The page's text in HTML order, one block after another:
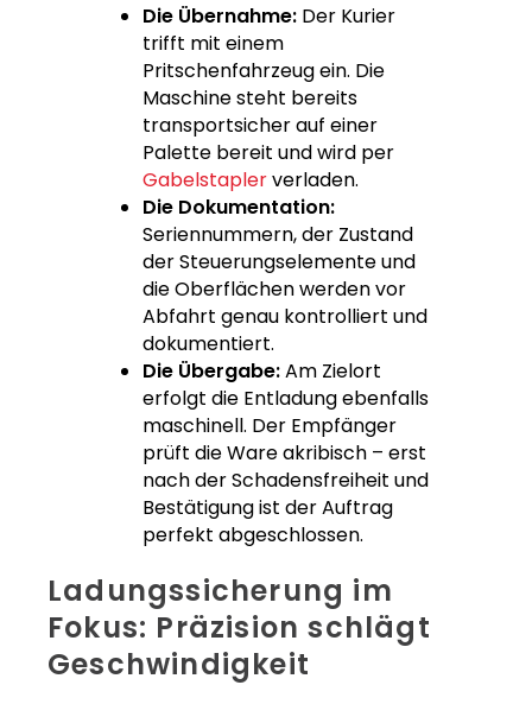
Die Übernahme: Der Kurier
trifft mit einem
Pritschenfahrzeug ein. Die
Maschine steht bereits
transportsicher auf einer
Palette bereit und wird per
Gabelstaplerverladen.
Die Dokumentation:
Seriennummern, der Zustand
der Steuerungselemente und
die Oberflächen werden vor
Abfahrt genau kontrolliert und
dokumentiert.
Die Übergabe:Am Zielort
erfolgt die Entladung ebenfalls
maschinell. Der Empfänger
prüft die Ware akribisch – erst
nach der Schadensfreiheit und
Bestätigung ist der Auftrag
perfekt abgeschlossen.
Ladungssicherung im
Fokus: Präzision schlägt
Geschwindigkeit